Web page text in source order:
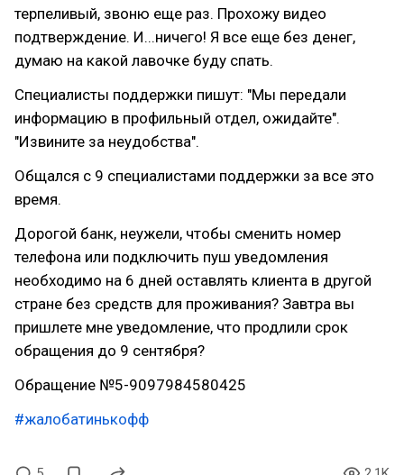
терпеливый, звоню еще раз. Прохожу видео
подтверждение. И...ничего! Я все еще без денег,
думаю на какой лавочке буду спать.
Специалисты поддержки пишут: "Мы передали
информацию в профильный отдел, ожидайте".
"Извините за неудобства".
Общался с 9 специалистами поддержки за все это
время.
Дорогой банк, неужели, чтобы сменить номер
телефона или подключить пуш уведомления
необходимо на 6 дней оставлять клиента в другой
стране без средств для проживания? Завтра вы
пришлете мне уведомление, что продлили срок
обращения до 9 сентября?
Обращение №5-9097984580425
#жалобатинькофф